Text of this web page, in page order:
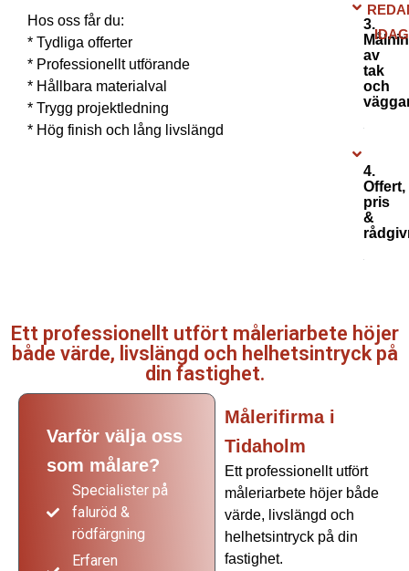
Hos oss får du:
* Tydliga offerter
* Professionellt utförande
* Hållbara materialval
* Trygg projektledning
* Hög finish och lång livslängd
3.
av
tak
och
4.
Offert,
pris
&
IDAG
Ett professionellt utfört måleriarbete höjer
både värde, livslängd och helhetsintryck på
din fastighet.
Varför välja oss
som målare?
Specialister på
faluröd &
rödfärgning
Erfaren
Målerifirma i
Tidaholm
Ett professionellt utfört
måleriarbete höjer både
värde, livslängd och
helhetsintryck på din
fastighet.